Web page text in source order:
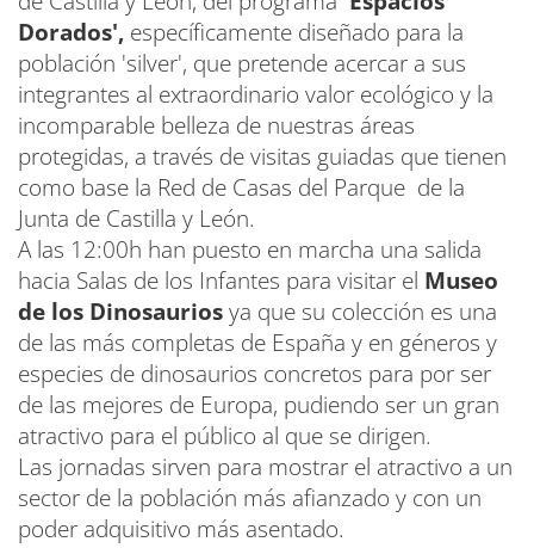
Dorados', específicamente diseñado para la
población 'silver', que pretende acercar a sus
integrantes al extraordinario valor ecológico y la
incomparable belleza de nuestras áreas
protegidas, a través de visitas guiadas que tienen
como base la Red de Casas del Parque de la
Junta de Castilla y León.
A las 12:00h han puesto en marcha una salida
hacia Salas de los Infantes para visitar el Museo
de los Dinosauriosya que su colección es una
de las más completas de España y en géneros y
especies de dinosaurios concretos para por ser
de las mejores de Europa, pudiendo ser un gran
atractivo para el público al que se dirigen.
Las jornadas sirven para mostrar el atractivo a un
sector de la población más afianzado y con un
poder adquisitivo más asentado.